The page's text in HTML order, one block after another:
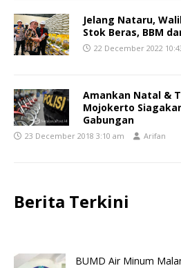
Jelang Nataru,
Stok Beras, BBM
22 December 2022
Amankan Natal &
Mojokerto
Gabungan
23 December 2018 3:10 am Arifan
Berita Terkini
BUMD Air Minum